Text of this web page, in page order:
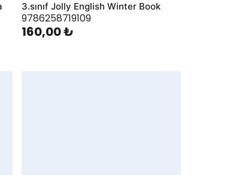
3.sınıf Jolly English Winter Book
9786258719109
160,00 ₺